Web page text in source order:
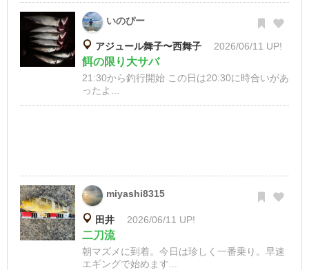
いのぴー
アジュール舞子〜西舞子 2026/06/11 UP!
餌の限り大サバ
21:30から釣行開始 この日は20:30に時合いがあ
ったよ...
miyashi8315
田井 2026/06/11 UP!
二刀流
朝マズメに到着。今日は珍しく一番乗り。早速
エギングで始めます...